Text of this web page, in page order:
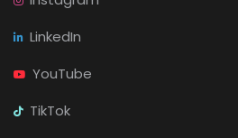
LinkedIn
YouTube
TikTok